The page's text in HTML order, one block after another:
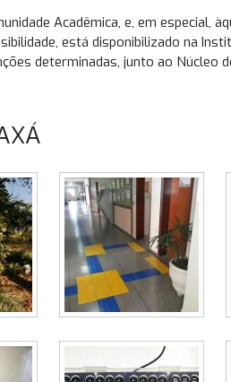
Acadêmica, e, em especial,
está disponibilizado na
determinadas, junto ao Núcleo